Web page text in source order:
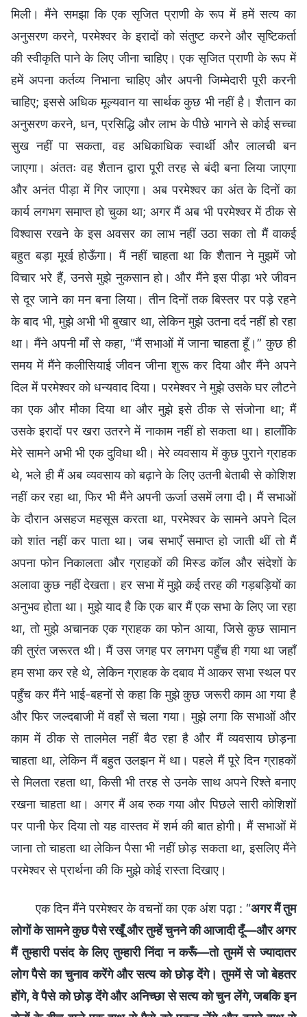
मिली। मैंने समझा कि एक सृजित प्राणी के रूप में हमें सत्य का
अनुसरण करने, परमेश्वर के इरादों को संतुष्ट करने और सृष्टिकर्ता
की स्वीकृति पाने के लिए जीना चाहिए। एक सृजित प्राणी के रूप में
हमें अपना कर्तव्य निभाना चाहिए और अपनी जिम्मेदारी पूरी करनी
चाहिए; इससे अधिक मूल्यवान या सार्थक कुछ भी नहीं है। शैतान का
अनुसरण करने, धन, प्रसिद्धि और लाभ के पीछे भागने से कोई सच्चा
सुख नहीं पा सकता, वह अधिकाधिक स्वार्थी और लालची बन
जाएगा। अंततः वह शैतान द्वारा पूरी तरह से बंदी बना लिया जाएगा
और अनंत पीड़ा में गिर जाएगा। अब परमेश्वर का अंत के दिनों का
कार्य लगभग समाप्त हो चुका था; अगर मैं अब भी परमेश्वर में ठीक से
विश्वास रखने के इस अवसर का लाभ नहीं उठा सका तो मैं वाकई
बहुत बड़ा मूर्ख होऊँगा। मैं नहीं चाहता था कि शैतान ने मुझमें जो
विचार भरे हैं, उनसे मुझे नुकसान हो। और मैंने इस पीड़ा भरे जीवन
से दूर जाने का मन बना लिया। तीन दिनों तक बिस्तर पर पड़े रहने
के बाद भी, मुझे अभी भी बुखार था, लेकिन मुझे उतना दर्द नहीं हो रहा
था। मैंने अपनी माँ से कहा, “मैं सभाओं में जाना चाहता हूँ।” कुछ ही
समय में मैंने कलीसियाई जीवन जीना शुरू कर दिया और मैंने अपने
दिल में परमेश्वर को धन्यवाद दिया। परमेश्वर ने मुझे उसके घर लौटने
का एक और मौका दिया था और मुझे इसे ठीक से संजोना था; मैं
उसके इरादों पर खरा उतरने में नाकाम नहीं हो सकता था। हालाँकि
मेरे सामने अभी भी एक दुविधा थी। मेरे व्यवसाय में कुछ पुराने ग्राहक
थे, भले ही मैं अब व्यवसाय को बढ़ाने के लिए उतनी बेताबी से कोशिश
नहीं कर रहा था, फिर भी मैंने अपनी ऊर्जा उसमें लगा दी। मैं सभाओं
के दौरान असहज महसूस करता था, परमेश्वर के सामने अपने दिल
को शांत नहीं कर पाता था। जब सभाएँ समाप्त हो जाती थीं तो मैं
अपना फोन निकालता और ग्राहकों की मिस्ड कॉल और संदेशों के
अलावा कुछ नहीं देखता। हर सभा में मुझे कई तरह की गड़बड़ियों का
अनुभव होता था। मुझे याद है कि एक बार मैं एक सभा के लिए जा रहा
था, तो मुझे अचानक एक ग्राहक का फोन आया, जिसे कुछ सामान
की तुरंत जरूरत थी। मैं उस जगह पर लगभग पहुँच ही गया था जहाँ
हम सभा कर रहे थे, लेकिन ग्राहक के दबाव में आकर सभा स्थल पर
पहुँच कर मैंने भाई-बहनों से कहा कि मुझे कुछ जरूरी काम आ गया है
और फिर जल्दबाजी में वहाँ से चला गया। मुझे लगा कि सभाओं और
काम में ठीक से तालमेल नहीं बैठ रहा है और मैं व्यवसाय छोड़ना
चाहता था, लेकिन मैं बहुत उलझन में था। पहले मैं पूरे दिन ग्राहकों
से मिलता रहता था, किसी भी तरह से उनके साथ अपने रिश्ते बनाए
रखना चाहता था। अगर मैं अब रुक गया और पिछले सारी कोशिशों
पर पानी फेर दिया तो यह वास्तव में शर्म की बात होगी। मैं सभाओं में
जाना तो चाहता था लेकिन पैसा भी नहीं छोड़ सकता था, इसलिए मैंने
परमेश्वर से प्रार्थना की कि मुझे कोई रास्ता दिखाए।
एक दिन मैंने परमेश्वर के वचनों का एक अंश पढ़ा : “अगर मैं तुम
लोगों के सामने कुछ पैसे रखूँ और तुम्हें चुनने की आजादी दूँ—और अगर
मैं तुम्हारी पसंद के लिए तुम्हारी निंदा न करूँ—तो तुममें से ज्यादातर
लोग पैसे का चुनाव करेंगे और सत्य को छोड़ देंगे। तुममें से जो बेहतर
होंगे, वे पैसे को छोड़ देंगे और अनिच्छा से सत्य को चुन लेंगे, जबकि इन